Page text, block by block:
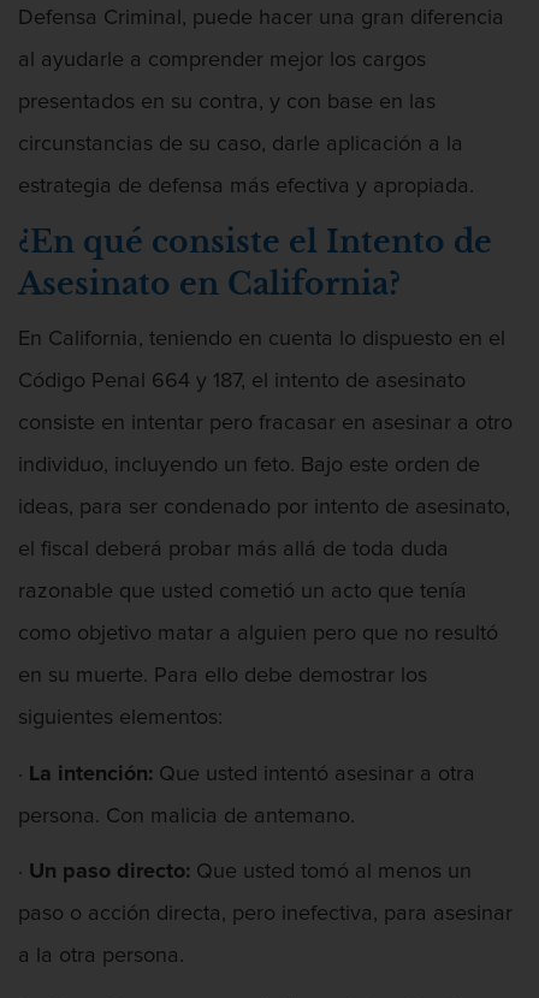
Defensa de secuestro
Defensa de Violación
Delincuencia Juvenil
Audiencias de Disposición
Delitos por los cuales un Menor puede
ser Juzgado como Adulto
Derechos de los Padres en Casos
Juveniles
División de Justicia Juvenil
Libertad Condicional para Menores
Proyecto de Ley del Senado SB 439
Sello de Registros Juveniles
Tribunal de Delincuencia Juvenil
Tutela de los Tribunales
Defensa Criminal, puede hacer una gran diferencia
al ayudarle a comprender mejor los cargos
presentados en su contra, y con base en las
circunstancias de su caso, darle aplicación a la
estrategia de defensa más efectiva y apropiada.
¿En qué consiste el Intento de
Asesinato en California?
En California, teniendo en cuenta lo dispuesto en el
Código Penal 664 y 187, el intento de asesinato
consiste en intentar pero fracasar en asesinar a otro
individuo, incluyendo un feto. Bajo este orden de
ideas, para ser condenado por intento de asesinato,
el fiscal deberá probar más allá de toda duda
razonable que usted cometió un acto que tenía
como objetivo matar a alguien pero que no resultó
en su muerte. Para ello debe demostrar los
siguientes elementos:
· La intención: Que usted intentó asesinar a otra
persona. Con malicia de antemano.
· Un paso directo: Que usted tomó al menos un
paso o acción directa, pero inefectiva, para asesinar
a la otra persona.